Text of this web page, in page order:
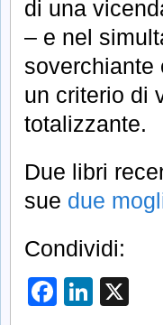
di una
– e nel
soverchiante
un criterio di
totalizzante.
Due libri
sue due
Condividi: